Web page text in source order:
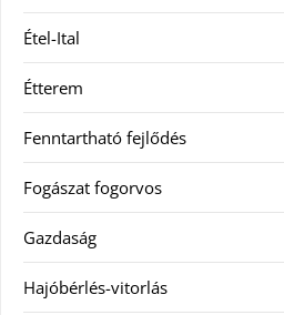
Étel-Ital
Étterem
Fenntartható fejlődés
Fogászat fogorvos
Gazdaság
Hajóbérlés-vitorlás